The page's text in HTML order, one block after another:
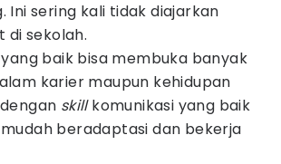
Ini sering kali tidak diajarkan
di sekolah.
baik bisa membuka banyak
karier maupun kehidupan
skillkomunikasi yang baik
beradaptasi dan bekerja